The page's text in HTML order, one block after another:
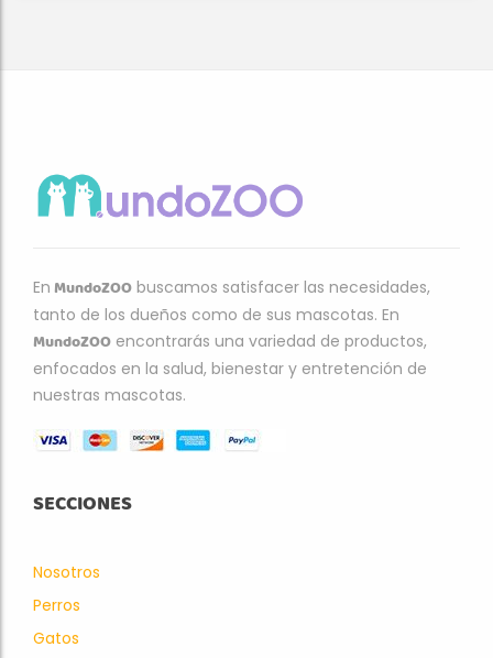
En MundoZOO buscamos satisfacer las necesidades,
tanto de los dueños como de sus mascotas. En
MundoZOO encontrarás una variedad de productos,
enfocados en la salud, bienestar y entretención de
nuestras mascotas.
SECCIONES
Nosotros
Perros
Gatos